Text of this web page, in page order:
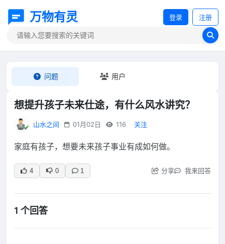
万物有灵 登录 注册
问题 用户
想提升孩子未来仕途，有什么风水讲究？
山水之间 01月02日 116 关注
家庭有孩子，想要未来孩子事业有成如何做。
4 0 1 分享 我来回答
1 个回答